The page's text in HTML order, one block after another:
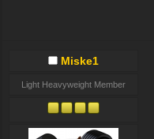
Miske1
Light Heavyweight Member